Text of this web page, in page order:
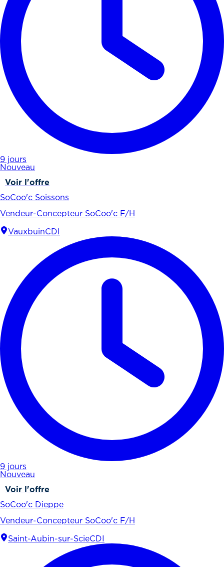
9 jours
Nouveau
Voir l'offre
SoCoo'c Soissons
Vendeur-Concepteur SoCoo'c F/H
VauxbuinCDI
9 jours
Nouveau
Voir l'offre
SoCoo'c Dieppe
Vendeur-Concepteur SoCoo'c F/H
Saint-Aubin-sur-ScieCDI